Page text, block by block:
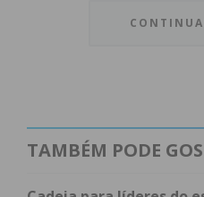
Esta distinção reconhece
participativo e preparado
TAMBÉM PODE